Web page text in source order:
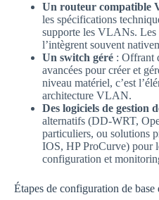
Un routeur compatible
les spécifications
supporte les VLANs. Les
l’intègrent souvent
Un switch géré : Offrant
avancées pour créer et
niveau matériel, c’est
architecture VLAN.
Des logiciels de gestion
alternatifs (DD-WRT,
particuliers, ou solutions
IOS, HP ProCurve) pour
configuration et
Étapes de configuration de